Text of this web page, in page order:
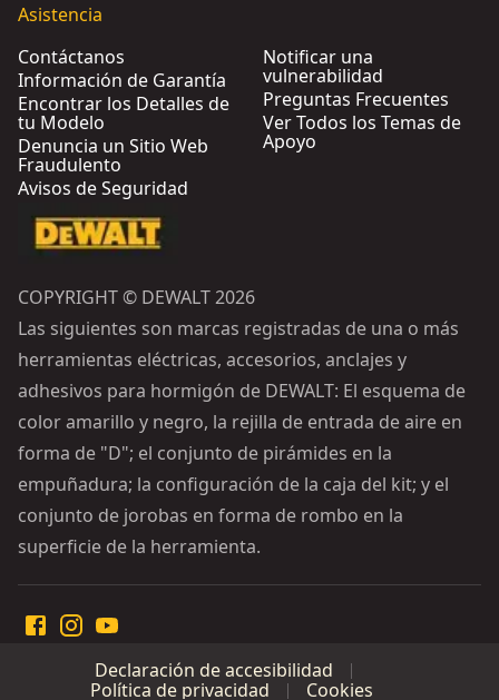
Asistencia
Contáctanos
Información de Garantía
Encontrar los Detalles de
tu Modelo
Denuncia un Sitio Web
Fraudulento
Avisos de Seguridad
Notificar una
vulnerabilidad
Preguntas Frecuentes
Ver Todos los Temas de
Apoyo
COPYRIGHT © DEWALT 2026
Las siguientes son marcas registradas de una o más
herramientas eléctricas, accesorios, anclajes y
adhesivos para hormigón de DEWALT: El esquema de
color amarillo y negro, la rejilla de entrada de aire en
forma de "D"; el conjunto de pirámides en la
empuñadura; la configuración de la caja del kit; y el
conjunto de jorobas en forma de rombo en la
superficie de la herramienta.
Declaración de accesibilidad
Política de privacidad
Cookies